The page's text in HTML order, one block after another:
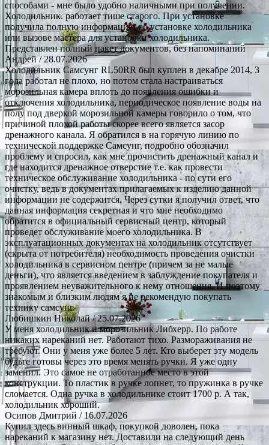
способами - мне было удобно наличными при получении.
Холодильник. работает тише старого. При установке
получила полную информацию об установке холодильника
или вызове мастера для установки холодильника.
Представлен полный пакет документов, без напоминаний
Андрей/ 28.07.2026
Холодильник Самсунг RL50RR был куплен в декабре 2014, 3
года работал не плохо, но потом стала настраиваться
морозильная камера вплоть до появления ошибки и
отключения холодильника, периодическое появление воды на
полу под дверкой морозильной камеры говорило о том, что
причиной плохой работы скорее всего является засор
дренажного канала. Я обратился в на горячую линию по
технической поддержке Самсунг, подробно обозначил
проблему и спросил, как мне прочистить дренажный канал и
где находится дренажное отверстие т.е. как провести
техническое обслуживание холодильника - по сути его
очистку, ведь в документах прилагаемых к изделию данной
информации не содержится. Через сутки я получил ответ, что
данная информация секретная и что мне необходимо
обратится в официальный сервисный центр, который
проведет обслуживание моего холодильника. В
эксплуатационных документах на холодильник отсутствует
(скрыта от потребителя) необходимость проведения очистки
холодильника в сервисном центре (причем за не малые
деньги), что является введением в заблуждение покупателя и
проявлением неуважительного к нему отношения. И поэтому
знакомым и близким людям я не рекомендую покупать
технику самсунг.
Любишкин Николай/ 25.07.2026
У меня холодильник и морозильник Либхерр. По работе
никаких нареканий нет. Работают тихо. Размораживания не
требуют. Они у меня уже более 5 лет. Кто выберет эту модель
будьте готовы через это время менять ручки. Я уже одну
заменил. Это самое не отработанное место в этой
конструкции. То пластик в ручке лопнет, то пружинка в ручке
сломается. Одна ручка в холодильнике стоит 1700 р. А так,
холодильник хороший.
Осипов Дмитрий / 16.07.2026
Купил здесь винный шкаф, покупкой доволен, пока
нареканий к магазину нет. Доставили на следующий день